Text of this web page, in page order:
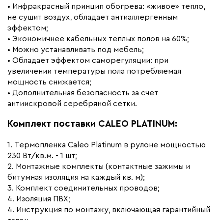
• Инфракрасный принцип обогрева: «живое» тепло,
не сушит воздух, обладает антиаллергенным
эффектом;
• Экономичнее кабельных теплых полов на 60%;
• Можно устанавливать под мебель;
• Обладает эффектом саморегуляции: при
увеличении температуры пола потребляемая
мощность снижается;
• Дополнительная безопасность за счет
антиискровой серебряной сетки.
Комплект поставки CALEO PLATINUM:
1. Термопленка Caleo Platinum в рулоне мощностью
230 Вт/кв.м. - 1 шт;
2. Монтажные комплекты (контактные зажимы и
битумная изоляция на каждый кв. м);
3. Комплект соединительных проводов;
4. Изоляция ПВХ;
4. Инструкция по монтажу, включающая гарантийный